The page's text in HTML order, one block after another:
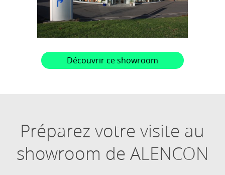
Découvrir ce showroom
Préparez votre visite au
showroom de ALENCON